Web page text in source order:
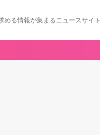
める情報が集まるニュースサイト